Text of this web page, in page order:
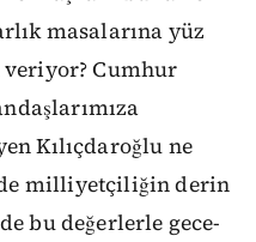
masalarına yüz
Cumhur
Kılıçdaroğlu ne
milliyetçiliğin derin
bu değerlerle gece-